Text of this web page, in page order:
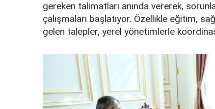
gereken talimatları anında vererek,
çalışmaları başlatıyor. Özellikle eğitim,
gelen talepler, yerel yönetimlerle